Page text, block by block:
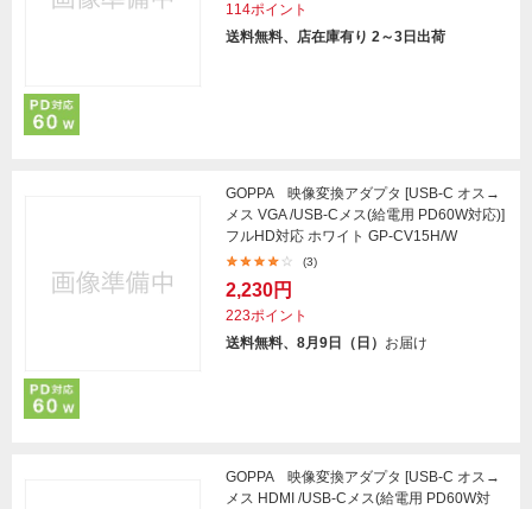
114ポイント
送料無料、店在庫有り 2～3日出荷
GOPPA 映像変換アダプタ [USB-C オス→
メス VGA /USB-Cメス(給電用 PD60W対応)]
フルHD対応 ホワイト GP-CV15H/W
(3)
2,230円
223ポイント
送料無料、8月9日（日） お届け
GOPPA 映像変換アダプタ [USB-C オス→
メス HDMI /USB-Cメス(給電用 PD60W対